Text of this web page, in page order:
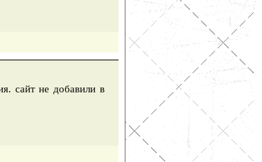
сайт не добавили в